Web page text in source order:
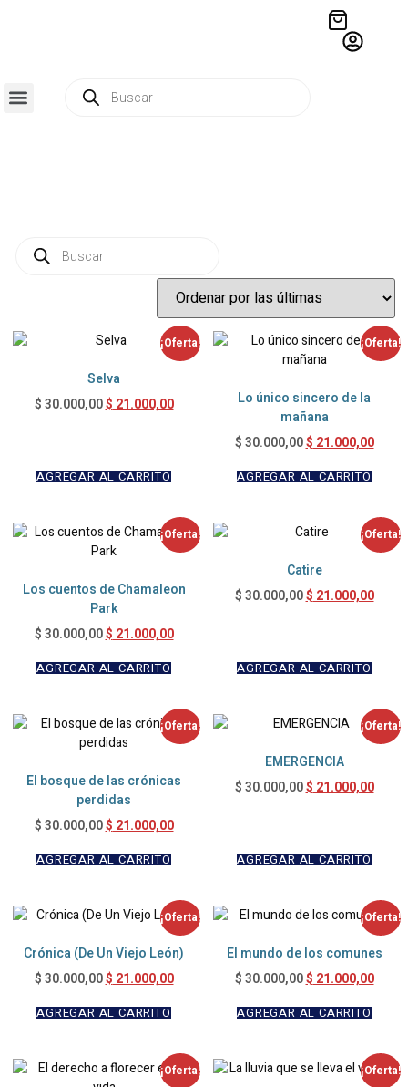
¡Oferta!
Selva
$ 30.000,00 $ 21.000,00
AGREGAR AL CARRITO
¡Oferta!
Lo único sincero de la
mañana
$ 30.000,00 $ 21.000,00
AGREGAR AL CARRITO
¡Oferta!
Los cuentos de Chamaleon
Park
$ 30.000,00 $ 21.000,00
AGREGAR AL CARRITO
¡Oferta!
Catire
$ 30.000,00 $ 21.000,00
AGREGAR AL CARRITO
¡Oferta!
El bosque de las crónicas
perdidas
$ 30.000,00 $ 21.000,00
AGREGAR AL CARRITO
¡Oferta!
EMERGENCIA
$ 30.000,00 $ 21.000,00
AGREGAR AL CARRITO
¡Oferta!
Crónica (De Un Viejo León)
$ 30.000,00 $ 21.000,00
AGREGAR AL CARRITO
¡Oferta!
El mundo de los comunes
$ 30.000,00 $ 21.000,00
AGREGAR AL CARRITO
¡Oferta! ¡Oferta!